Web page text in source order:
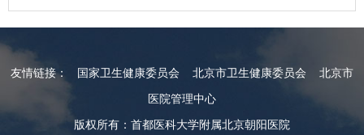
友情链接： 国家卫生健康委员会 北京市卫生健康委员会
北京市
医院管理中心
版权所有：首都医科大学附属北京朝阳医院